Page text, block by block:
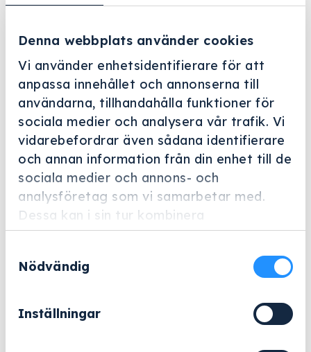
Denna webbplats använder cookies
Vi använder enhetsidentifierare för att
anpassa innehållet och annonserna till
användarna, tillhandahålla funktioner för
sociala medier och analysera vår trafik. Vi
vidarebefordrar även sådana identifierare
och annan information från din enhet till de
sociala medier och annons- och
analysföretag som vi samarbetar med.
Dessa kan i sin tur kombinera
informationen med annan information som
samlat in när du har använt deras tjänster.
Nödvändig
Inställningar
Helskärm
Miele Professional
E 363
Tillbehör för optimal placering av GYN- och ÖNH-
instrument.
5 944kr